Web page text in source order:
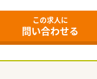
この求人に
問い合わせる